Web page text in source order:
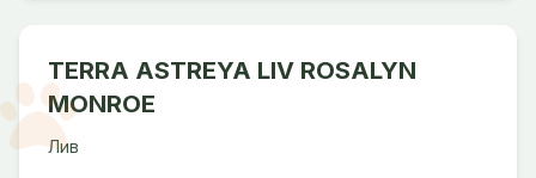
TERRA ASTREYA LIV ROSALYN
MONROE
Лив